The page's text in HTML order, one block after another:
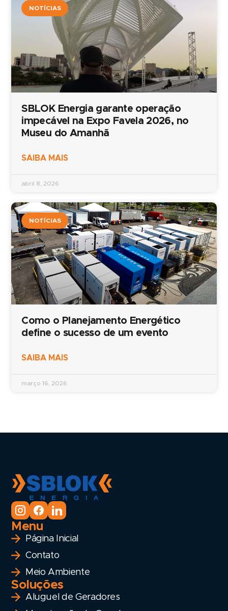
NOTÍCIAS
SBLOK Energia garante operação
impecável na Expo Favela 2026, no
Museu do Amanhã
SAIBA MAIS
abril 8, 2026
NOTÍCIAS
Como o Planejamento Energético
define o sucesso de um evento
SAIBA MAIS
março 16, 2026
Menu
Página Inicial
Contato
Meio Ambiente
Soluções
Aluguel de Geradores